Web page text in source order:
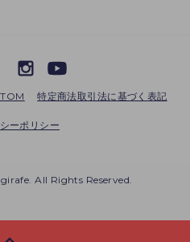
特定商法取引法に基づく表記
ーポリシー
All Rights Reserved.